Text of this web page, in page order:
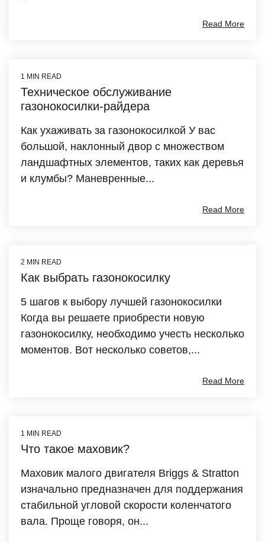
Read More
1 MIN READ
Техническое обслуживание
газонокосилки-райдера
Как ухаживать за газонокосилкой У вас
большой, наклонный двор с множеством
ландшафтных элементов, таких как деревья
и клумбы? Маневренные...
Read More
2 MIN READ
Как выбрать газонокосилку
5 шагов к выбору лучшей газонокосилки
Когда вы решаете приобрести новую
газонокосилку, необходимо учесть несколько
моментов. Вот несколько советов,...
Read More
1 MIN READ
Что такое маховик?
Маховик малого двигателя Briggs & Stratton
изначально предназначен для поддержания
стабильной угловой скорости коленчатого
вала. Проще говоря, он...